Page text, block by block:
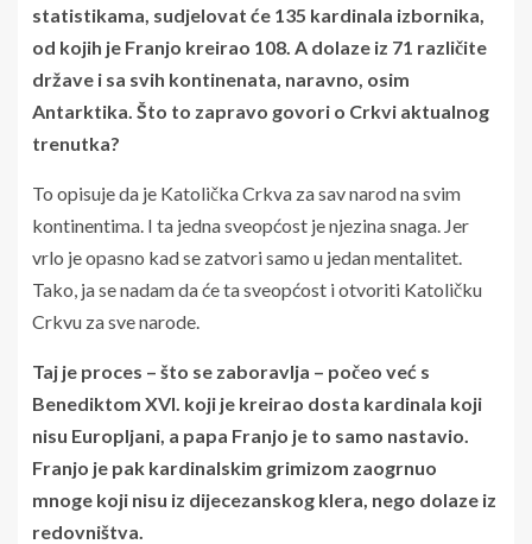
statistikama, sudjelovat će 135 kardinala izbornika,
od kojih je Franjo kreirao 108. A dolaze iz 71 različite
države i sa svih kontinenata, naravno, osim
Antarktika. Što to zapravo govori o Crkvi aktualnog
trenutka?
To opisuje da je Katolička Crkva za sav narod na svim
kontinentima. I ta jedna sveopćost je njezina snaga. Jer
vrlo je opasno kad se zatvori samo u jedan mentalitet.
Tako, ja se nadam da će ta sveopćost i otvoriti Katoličku
Crkvu za sve narode.
Taj je proces – što se zaboravlja – počeo već s
Benediktom XVI. koji je kreirao dosta kardinala koji
nisu Europljani, a papa Franjo je to samo nastavio.
Franjo je pak kardinalskim grimizom zaogrnuo
mnoge koji nisu iz dijecezanskog klera, nego dolaze iz
redovništva.